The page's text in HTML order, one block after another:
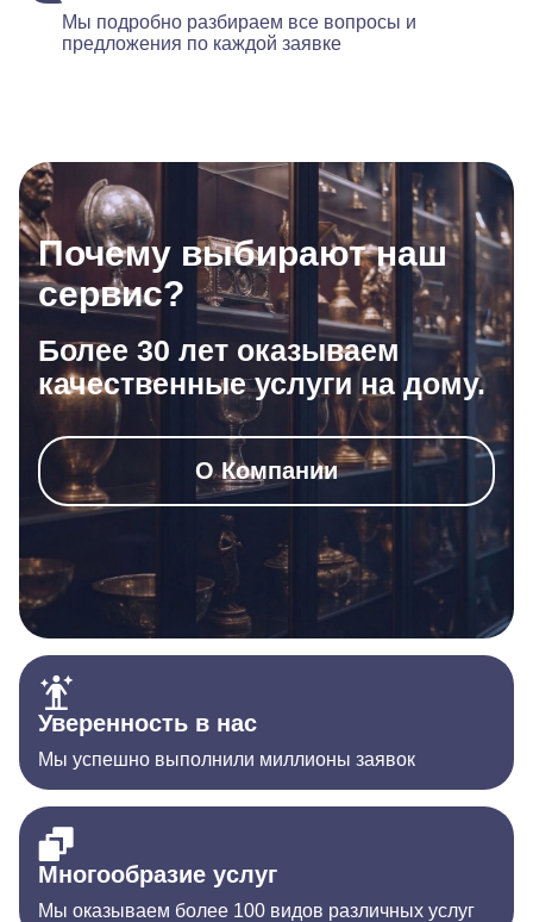
Мы подробно разбираем все вопросы и
предложения по каждой заявке
Почему выбирают наш
сервис?
Более 30 лет оказываем
качественные услуги на дому.
О Компании
Уверенность в нас
Мы успешно выполнили миллионы заявок
Многообразие услуг
Мы оказываем более 100 видов различных услуг